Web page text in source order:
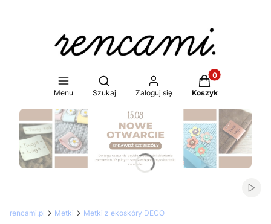
Menu
Otwórz wyszukiwarkę
Szukaj Zaloguj się
Produkty w
Koszyk
Naciśnij Enter lub spację, aby otworzyć stronę.
rencami.pl Metki Metki z ekoskóry DECO